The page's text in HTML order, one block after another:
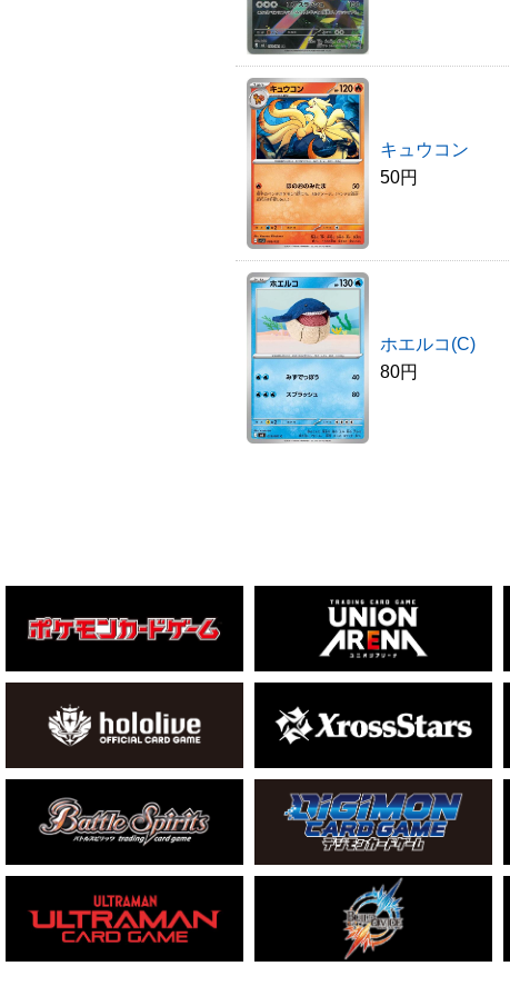
キュウコン
50円
ホエルコ(C)
80円